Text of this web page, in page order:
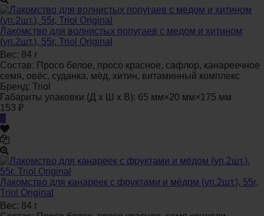
Лакомство для волнистых попугаев с медом и хитином
(уп.2шт.), 55г, Triol Original
Вес: 84 г
Состав: Просо белое, просо красное, сафлор, канареечное
семя, овёс, суданка, мёд, хитин, витаминный комплекс
Бренд: Triol
Габариты упаковки (Д х Ш х В): 65 мм×20 мм×175 мм
153 ₽
Лакомство для канареек с фруктами и мёдом (уп.2шт.), 55г,
Triol Original
Вес: 84 г